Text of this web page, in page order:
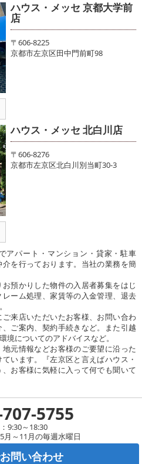
ハウス・メッセ 京都大学前
店
〒606-8225
京都市左京区田中門前町98
ハウス・メッセ 北白川店
〒606-8276
京都市左京区北白川別当町30-3
アパート・マンション・貸家・駐車
を行っております。当社の業務を簡
預かりした物件の入居者募集をはじ
ーム処理、家賃等の入金管理、退去
来店いただいたお客様、お問い合わ
ご案内、契約手続きなど。また引越
境についてのアドバイスなど。
元情報などお客様のご要望に沿った
います。『左京区と言えばハウス・
お客様に気軽に入って何でも聞いて
5755
9:30～18:30
月～11月の毎週水曜日
お問い合わせ